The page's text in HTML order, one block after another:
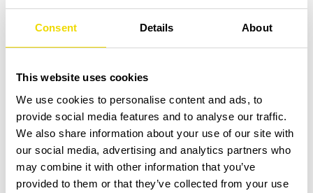
Consent Details About
This website uses cookies
We use cookies to personalise content and ads, to
provide social media features and to analyse our traffic.
We also share information about your use of our site with
our social media, advertising and analytics partners who
may combine it with other information that you’ve
provided to them or that they’ve collected from your use
Är flygplatsen öppet dygnet runt?
Svar, nej. Flygplatsen/Terminalbyggnaden
har öppet ca 2,5 h timme före din avgång
och stänger ca 30 minuter efter att ditt
flyg har lyft.
När landar flygplanet?